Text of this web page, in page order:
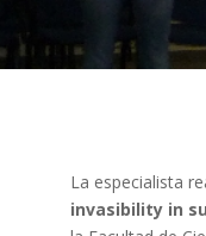
La especialista
invasibility in